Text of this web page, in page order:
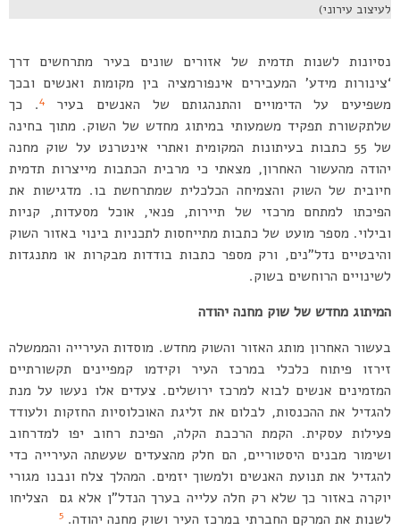
לעיצוב עירוני)
נסיונות לשנות תדמית של אזורים שונים בעיר מתרחשים דרך
‘צינורות מידע’ המעבירים אינפורמציה בין מקומות ואנשים ובכך
משפיעים על הדימויים והתנהגותם של האנשים בעיר4. כך
שלתקשורת תפקיד משמעותי במיתוג מחדש של השוק. מתוך בחינה
של 55 כתבות בעיתונות המקומית ואתרי אינטרנט על שוק מחנה
יהודה מהעשור האחרון, מצאתי כי מרבית הכתבות מייצרות תדמית
חיובית של השוק והצמיחה הכלכלית שמתרחשת בו. מדגישות את
הפיכתו למתחם מרכזי של תיירות, פנאי, אוכל מסעדות, קניות
ובילוי. מספר מועט של כתבות מתייחסות לתכניות בינוי באזור השוק
והיבטיים נדל”נים, ורק מספר כתבות בודדות מבקרות או מתנגדות
לשינויים הרוחשים בשוק.
המיתוג מחדש של שוק מחנה יהודה
בעשור האחרון מותג האזור והשוק מחדש. מוסדות העירייה והממשלה
זירזו פיתוח כלכלי במרכז העיר וקידמו קמפיינים תקשורתיים
המזמינים אנשים לבוא למרכז ירושלים. צעדים אלו נעשו על מנת
להגדיל את ההכנסות, לבלום את זליגת האוכלוסיות החזקות ולעודד
פעילות עסקית. הקמת הרכבת הקלה, הפיכת רחוב יפו למדרחוב
ושימור מבנים היסטוריים, הם חלק מהצעדים שעשתה העירייה כדי
להגדיל את תנועת האנשים ולמשוך יזמים. המהלך צלח ונבנו מגורי
יוקרה באזור כך שלא רק חלה עלייה בערך הנדל”ן אלא גם הצליחו
לשנות את המרקם החברתי במרכז העיר ושוק מחנה יהודה. 5